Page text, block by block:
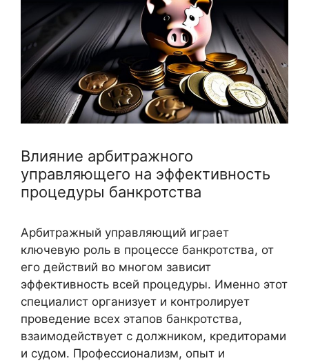
Влияние арбитражного
управляющего на эффективность
процедуры банкротства
Арбитражный управляющий играет
ключевую роль в процессе банкротства, от
его действий во многом зависит
эффективность всей процедуры. Именно этот
специалист организует и контролирует
проведение всех этапов банкротства,
взаимодействует с должником, кредиторами
и судом. Профессионализм, опыт и